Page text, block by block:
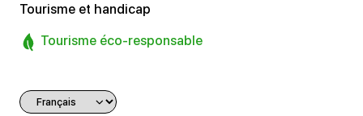
Tourisme et handicap
Tourisme éco-responsable